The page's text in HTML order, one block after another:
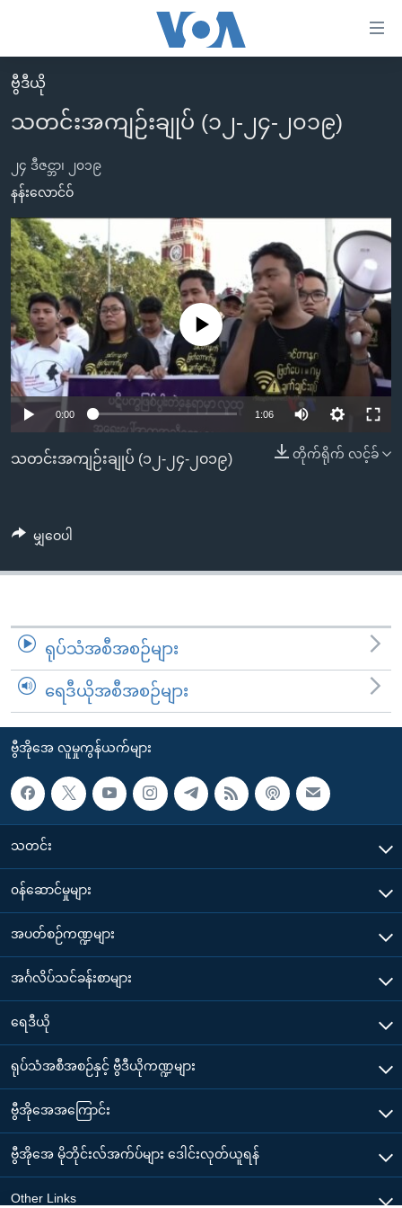
လွယ်ကူ
စေ
Link
များ
ပင်မ
အကြောင်းအရာ
သို့
ကျော်
ကြည့်
ရန်
ပင်မ
ညွန်း
စာမျက်နှာ
ကြည့်
ရှာဖွေ
နေရာ
ကျော်
မူလစာမျက်နှာ
မြန်မာ
ကမ္ဘာ့သတင်းများ
နိုင်ငံတကာ
အမေရိကန်
တရုတ်
အစ္စရေး-ပါလက်စတိုင်း
ဗွီဒီယို
သတင်းလွတ်လပ်ခွင့်
ရပ်ဝန်းတခု လမ်းတခု အလွန်
အင်္ဂလိပ်စာလေ့လာမယ်
အမေရိကန်သုံးအီဒီယံ
မကြေးမုံရဲ့ အင်္ဂလိပ်စာ
ရုပ်ရှင်ထဲက အင်္ဂလိပ်စာ
သုတပဒေသာ အင်္ဂလိပ်စာ
အပတ်စဉ်ကဏ္ဍများ
ရေဒီယို
တီဗွီ
ရေဒီယိုနှင့်ရုပ်သံ အချက်အလက်များ
ရေဒီယို/တီဗွီအစီအစဉ်
Learning English
ဘာသာစကားများ
ဗွီဒီယို
သတင်းအကျဉ်းချုပ် (၁၂-၂၄-၂၀၁၉)
၂၄ ဒီဇင္ဘာ၊ ၂၀၁၉
နန်းလောင်ဝ်
No media source currently available
0:00 1:06
တိုက်ရိုက် လင့်ခ်
သတင်းအကျဉ်းချုပ် (၁၂-၂၄-၂၀၁၉)
မျှဝေပါ
ရုပ်သံအစီအစဉ်များ
ရေဒီယိုအစီအစဉ်များ
ဗွီအိုအေ လူမှုကွန်ယက်များ
သတင်း
၀န်ဆောင်မှုများ
အပတ်စဉ်ကဏ္ဍများ
အင်္ဂလိပ်သင်ခန်းစာများ
ရေဒီယို
ရုပ်သံအစီအစဉ်နှင့် ဗွီဒီယိုကဏ္ဍများ
ဗွီအိုအေအကြောင်း
ဗွီအိုအေ မိုဘိုင်းလ်အက်ပ်များ ဒေါင်းလုတ်ယူရန်
Other Links